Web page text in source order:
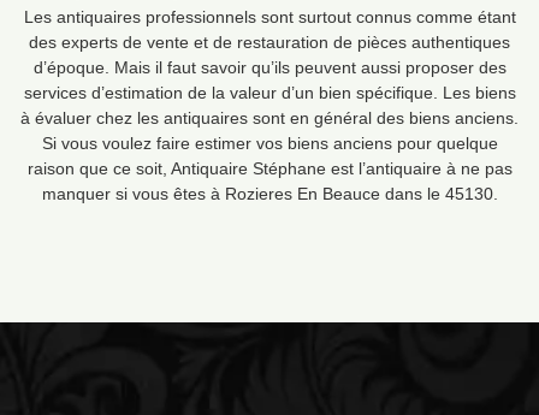
Les antiquaires professionnels sont surtout connus comme étant
des experts de vente et de restauration de pièces authentiques
d’époque. Mais il faut savoir qu’ils peuvent aussi proposer des
services d’estimation de la valeur d’un bien spécifique. Les biens
à évaluer chez les antiquaires sont en général des biens anciens.
Si vous voulez faire estimer vos biens anciens pour quelque
raison que ce soit, Antiquaire Stéphane est l’antiquaire à ne pas
manquer si vous êtes à Rozieres En Beauce dans le 45130.